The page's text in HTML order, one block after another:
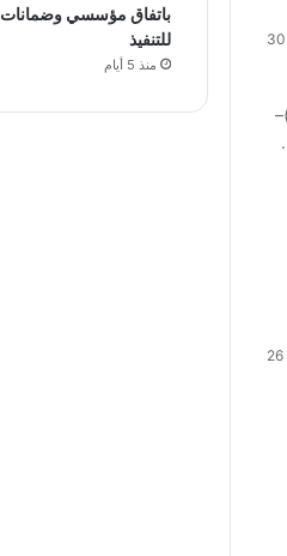
30
26
باتفاق مؤسسي وضمانات
للتنفيذ
منذ 5 أيام